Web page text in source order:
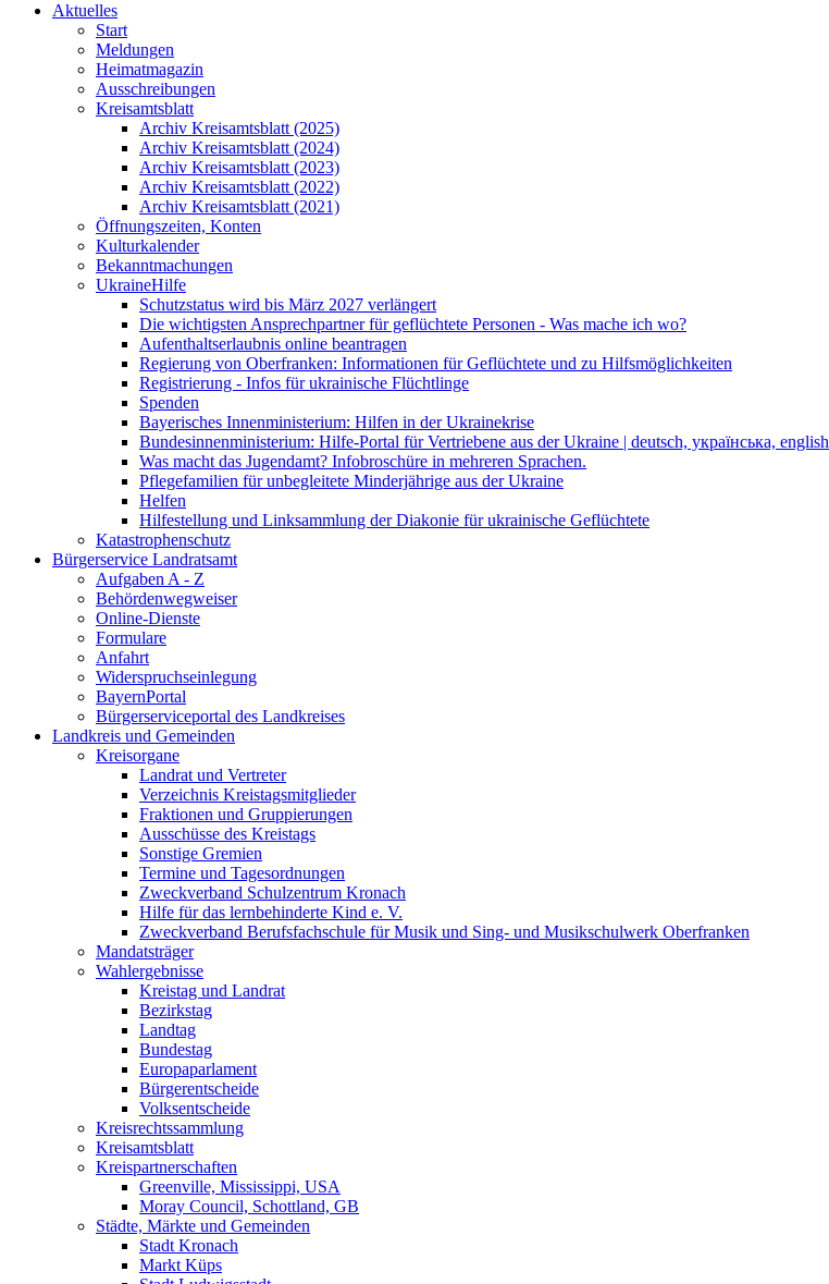
Aktuelles
Start
Meldungen
Heimatmagazin
Ausschreibungen
Kreisamtsblatt
Archiv Kreisamtsblatt (2025)
Archiv Kreisamtsblatt (2024)
Archiv Kreisamtsblatt (2023)
Archiv Kreisamtsblatt (2022)
Archiv Kreisamtsblatt (2021)
Öffnungszeiten, Konten
Kulturkalender
Bekanntmachungen
UkraineHilfe
Schutzstatus wird bis März 2027 verlängert
Die wichtigsten Ansprechpartner für geflüchtete Personen - Was mache ich wo?
Aufenthaltserlaubnis online beantragen
Regierung von Oberfranken: Informationen für Geflüchtete und zu Hilfsmöglichkeiten
Registrierung - Infos für ukrainische Flüchtlinge
Spenden
Bayerisches Innenministerium: Hilfen in der Ukrainekrise
Bundesinnenministerium: Hilfe-Portal für Vertriebene aus der Ukraine | deutsch, українська, english
Was macht das Jugendamt? Infobroschüre in mehreren Sprachen.
Pflegefamilien für unbegleitete Minderjährige aus der Ukraine
Helfen
Hilfestellung und Linksammlung der Diakonie für ukrainische Geflüchtete
Katastrophenschutz
Bürgerservice Landratsamt
Aufgaben A - Z
Behördenwegweiser
Online-Dienste
Formulare
Anfahrt
Widerspruchseinlegung
BayernPortal
Bürgerserviceportal des Landkreises
Landkreis und Gemeinden
Kreisorgane
Landrat und Vertreter
Verzeichnis Kreistagsmitglieder
Fraktionen und Gruppierungen
Ausschüsse des Kreistags
Sonstige Gremien
Termine und Tagesordnungen
Zweckverband Schulzentrum Kronach
Hilfe für das lernbehinderte Kind e. V.
Zweckverband Berufsfachschule für Musik und Sing- und Musikschulwerk Oberfranken
Mandatsträger
Wahlergebnisse
Kreistag und Landrat
Bezirkstag
Landtag
Bundestag
Europaparlament
Bürgerentscheide
Volksentscheide
Kreisrechtssammlung
Kreisamtsblatt
Kreispartnerschaften
Greenville, Mississippi, USA
Moray Council, Schottland, GB
Städte, Märkte und Gemeinden
Stadt Kronach
Markt Küps